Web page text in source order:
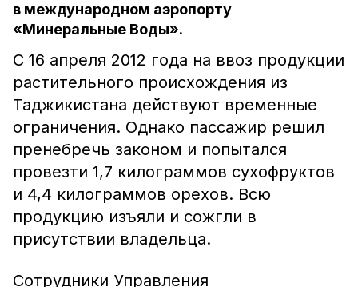
в международном аэропорту
«Минеральные Воды».
С 16 апреля 2012 года на ввоз продукции
растительного происхождения из
Таджикистана действуют временные
ограничения. Однако пассажир решил
пренебречь законом и попытался
провезти 1,7 килограммов сухофруктов
и 4,4 килограммов орехов. Всю
продукцию изъяли и сожгли в
присутствии владельца.
Сотрудники Управления